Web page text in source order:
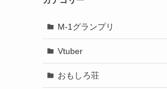
M-1グランプリ
Vtuber
おもしろ荘